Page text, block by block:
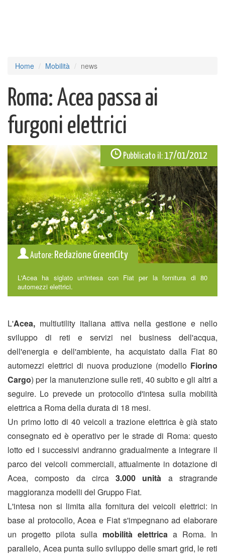
Home Mobilità news
Roma: Acea passa ai
furgoni elettrici
Pubblicato il:17/01/2012
Autore: Redazione GreenCity
L'Acea ha siglato un'intesa con Fiat per la fornitura di 80
automezzi elettrici.
L'Acea, multiutility italiana attiva nella gestione e nello
sviluppo di reti e servizi nei business dell'acqua,
dell'energia e dell'ambiente, ha acquistato dalla Fiat 80
automezzi elettrici di nuova produzione (modello Fiorino
Cargo) per la manutenzione sulle reti, 40 subito e gli altri a
seguire. Lo prevede un protocollo d'intesa sulla mobilità
elettrica a Roma della durata di 18 mesi.
Un primo lotto di 40 veicoli a trazione elettrica è già stato
consegnato ed è operativo per le strade di Roma: questo
lotto ed i successivi andranno gradualmente a integrare il
parco dei veicoli commerciali, attualmente in dotazione di
Acea, composto da circa3.000 unità a stragrande
maggioranza modelli del Gruppo Fiat.
L'intesa non si limita alla fornitura dei veicoli elettrici: in
base al protocollo, Acea e Fiat s'impegnano ad elaborare
un progetto pilota sulla mobilità elettrica a Roma. In
parallelo, Acea punta sullo sviluppo delle smart grid, le reti